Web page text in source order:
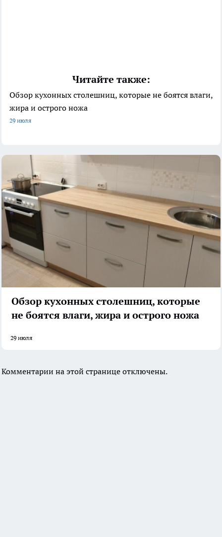
Читайте также:
Обзор кухонных столешниц, которые не боятся влаги,
жира и острого ножа
29 июля
Обзор кухонных столешниц, которые
не боятся влаги, жира и острого ножа
29 июля
Комментарии на этой странице отключены.